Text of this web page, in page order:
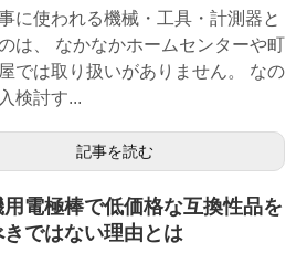
に使われる機械・工具・計測器と
は、 なかなかホームセンターや町
では取り扱いがありません。 なの
検討す...
記事を読む
電極棒で低価格な互換性品を
ではない理由とは